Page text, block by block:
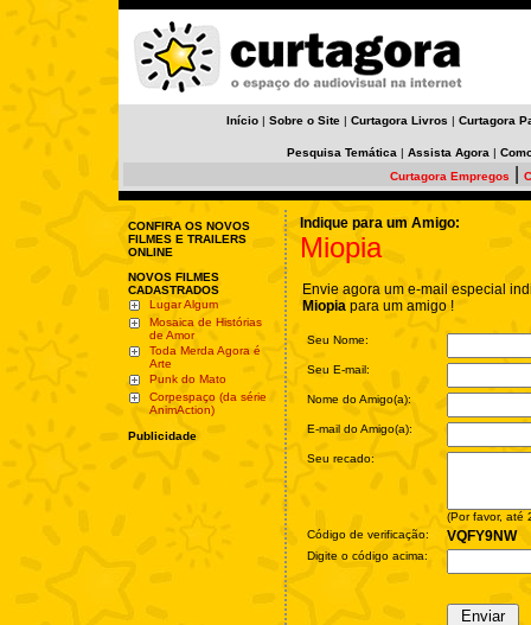
Início | Sobre o Site | Curtagora Livros | Curtagora
Pesquisa Temática | Assista Agora |
Curtagora Empregos
CONFIRA OS NOVOS
FILMES E TRAILERS
ONLINE
NOVOS FILMES
CADASTRADOS
Lugar Algum
Mosaica de Histórias
de Amor
Toda Merda Agora é
Arte
Punk do Mato
Corpespaço (da série
AnimAction)
Publicidade
Indique para um Amigo:
Miopia
Envie agora um e-mail especial
Miopia para um amigo !
Seu Nome:
Seu E-mail:
Nome do Amigo(a):
E-mail do Amigo(a):
Seu recado:
(Por favor, até
Código de verificação:
VQFY9NW
Digite o código acima: